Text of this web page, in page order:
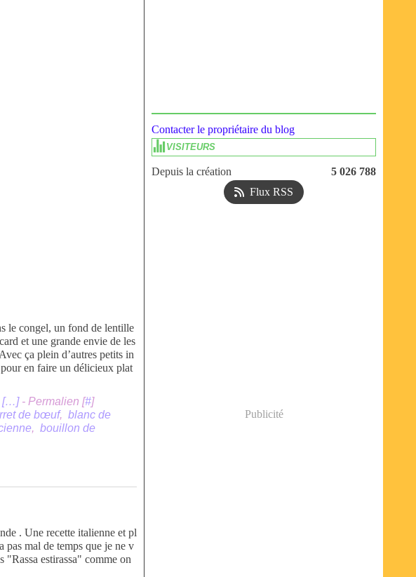
le congel, un fond de lentille
et une grande envie de les
ça plein d’autres petits in
en faire un délicieux plat
[…]- Permalien [#]
de bœuf, blanc de
, bouillon de
. Une recette italienne et pl
pas mal de temps que je ne v
"Rassa estirassa" comme on
Contacter le propriétaire du blog
VISITEURS
Depuis la création
5 026 788
Flux RSS
Publicité